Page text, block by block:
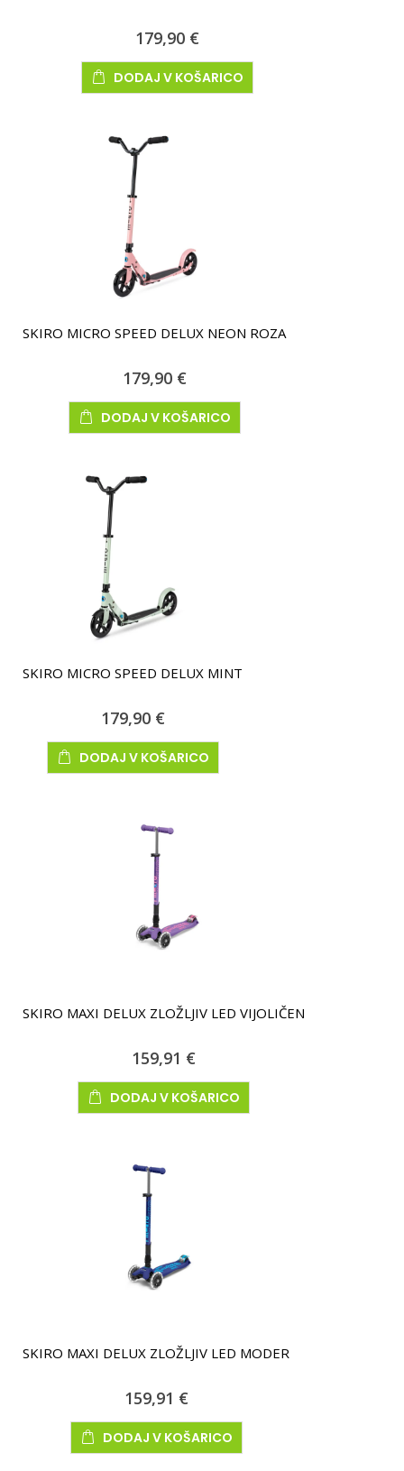
179,90 €
DODAJ V KOŠARICO
SKIRO MICRO SPEED DELUX NEON ROZA
179,90 €
DODAJ V KOŠARICO
SKIRO MICRO SPEED DELUX MINT
179,90 €
DODAJ V KOŠARICO
SKIRO MAXI DELUX ZLOŽLJIV LED VIJOLIČEN
159,91 €
DODAJ V KOŠARICO
SKIRO MAXI DELUX ZLOŽLJIV LED MODER
159,91 €
DODAJ V KOŠARICO